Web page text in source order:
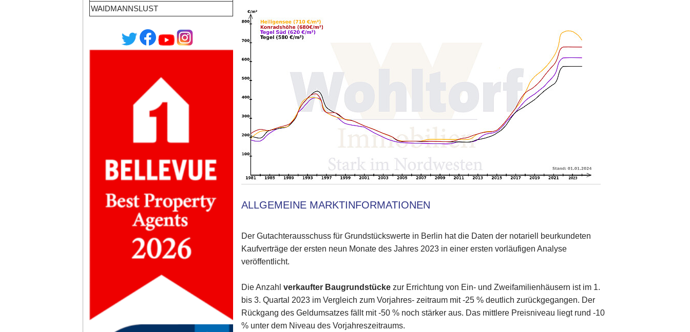
WAIDMANNSLUST
ALLGEMEINE MARKTINFORMATIONEN
Der Gutachterausschuss für Grundstückswerte in Berlin hat die Daten der notariell beurkundeten
Kaufverträge der ersten neun Monate des Jahres 2023 in einer ersten vorläufigen Analyse
veröffentlicht.
Die Anzahlverkaufter Baugrundstückezur Errichtung von Ein- und Zweifamilienhäusern ist im 1.
bis 3. Quartal 2023 im Vergleich zum Vorjahres- zeitraum mit -25 % deutlich zurückgegangen. Der
Rückgang des Geldumsatzes fällt mit -50 % noch stärker aus. Das mittlere Preisniveau liegt rund -10
% unter dem Niveau des Vorjahreszeitraums.